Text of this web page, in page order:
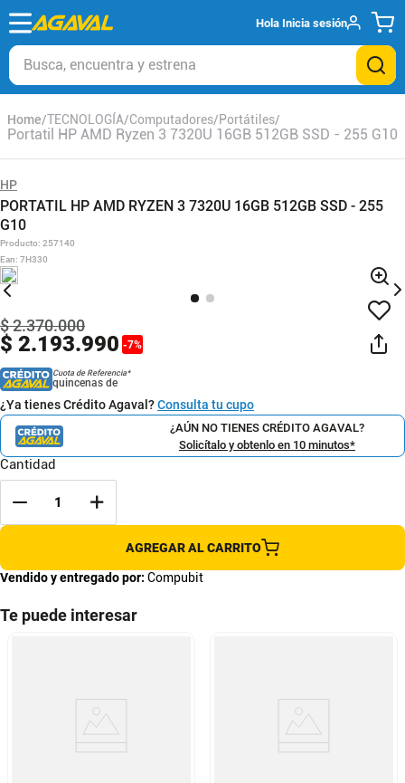
Hola Inicia sesión
Busca, encuentra y estrena
TECNOLOGÍA Computadores Portátiles
Portatil HP AMD Ryzen 3 7320U 16GB 512GB SSD - 255 G10
HP
PORTATIL HP AMD RYZEN 3 7320U 16GB 512GB SSD - 255
G10
Producto: 257140
Ean: 7H330
$ 2.193.990 -7%
$2.370.000
Cuota de Referencia*
quincenas de
¿Ya tienes Crédito Agaval?Consulta tu cupo
¿AÚN NO TIENES CRÉDITO AGAVAL?
Solicítalo y obtenlo en 10 minutos*
Cantidad
AGREGAR AL CARRITO
Vendido y entregado por: Compubit
Te puede interesar